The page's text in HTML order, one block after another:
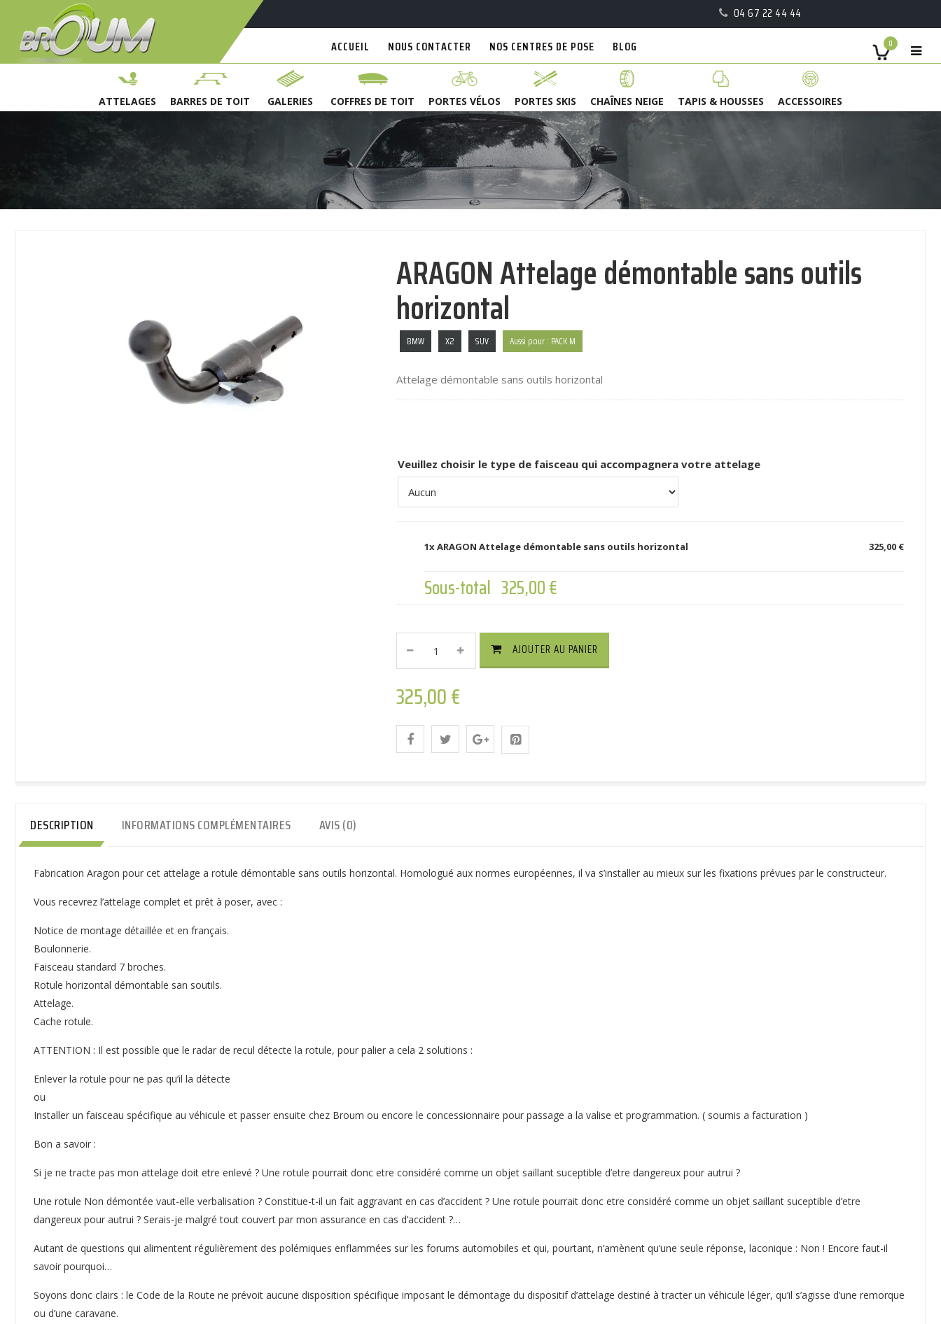
04 67 22 44 44
0
ACCUEIL NOUS CONTACTER NOS CENTRES DE POSE BLOG
ATTELAGES BARRES DE TOIT GALERIES COFFRES DE TOIT PORTES VÉLOS PORTES SKIS CHAÎNES NEIGE TAPIS & HOUSSES ACCESSOIRES
ARAGON Attelage démontable sans outils
horizontal
BMW X2 SUV Aussi pour : PACK M
Attelage démontable sans outils horizontal
Veuillez choisir le type de faisceau qui accompagnera votre attelage
1xARAGON Attelage démontable sans outils horizontal 325,00 €
Sous-total 325,00 €
ARAGON
Attelage
Démontable
Sans
Outils
Quantité
AJOUTER AU PANIER
325,00€
DESCRIPTION INFORMATIONS COMPLÉMENTAIRES AVIS (0)
Fabrication Aragon pour cet attelage a rotule démontable sans outils horizontal. Homologué aux normes européennes, il va s’installer au mieux sur les fixations prévues par le constructeur.
Vous recevrez l’attelage complet et prêt à poser, avec :
Notice de montage détaillée et en français.
Boulonnerie.
Faisceau standard 7 broches.
Rotule horizontal démontable san soutils.
Attelage.
Cache rotule.
ATTENTION : Il est possible que le radar de recul détecte la rotule, pour palier a cela 2 solutions :
Enlever la rotule pour ne pas qu’il la détecte
ou
Installer un faisceau spécifique au véhicule et passer ensuite chez Broum ou encore le concessionnaire pour passage a la valise et programmation. ( soumis a facturation )
Bon a savoir :
Si je ne tracte pas mon attelage doit etre enlevé ? Une rotule pourrait donc etre considéré comme un objet saillant suceptible d’etre dangereux pour autrui ?
Une rotule Non démontée vaut-elle verbalisation ? Constitue-t-il un fait aggravant en cas d’accident ? Une rotule pourrait donc etre considéré comme un objet saillant suceptible d’etre
dangereux pour autrui ? Serais-je malgré tout couvert par mon assurance en cas d’accident ?…
Autant de questions qui alimentent régulièrement des polémiques enflammées sur les forums automobiles et qui, pourtant, n’amènent qu’une seule réponse, laconique : Non ! Encore faut-il
savoir pourquoi…
Soyons donc clairs : le Code de la Route ne prévoit aucune disposition spécifique imposant le démontage du dispositif d’attelage destiné à tracter un véhicule léger, qu’il s’agisse d’une remorque
ou d’une caravane.